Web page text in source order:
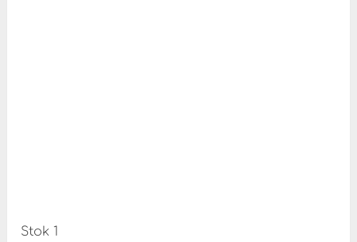
Stok 1